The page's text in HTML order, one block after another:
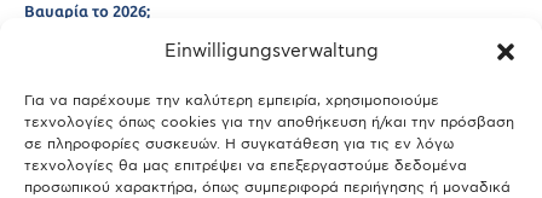
Einwilligungsverwaltung
Για να παρέχουμε την καλύτερη εμπειρία, χρησιμοποιούμε
τεχνολογίες όπως cookies για την αποθήκευση ή/και την πρόσβαση
σε πληροφορίες συσκευών. Η συγκατάθεση για τις εν λόγω
τεχνολογίες θα μας επιτρέψει να επεξεργαστούμε δεδομένα
προσωπικού χαρακτήρα, όπως συμπεριφορά περιήγησης ή μοναδικά
Βαυαρία το 2026;
Μόναχο;
25.03.2026
Θύελλα χτυπά το Μόναχο: Κίνδυνος από τους ισχυρούς ανέμους
και τις καταιγίδες